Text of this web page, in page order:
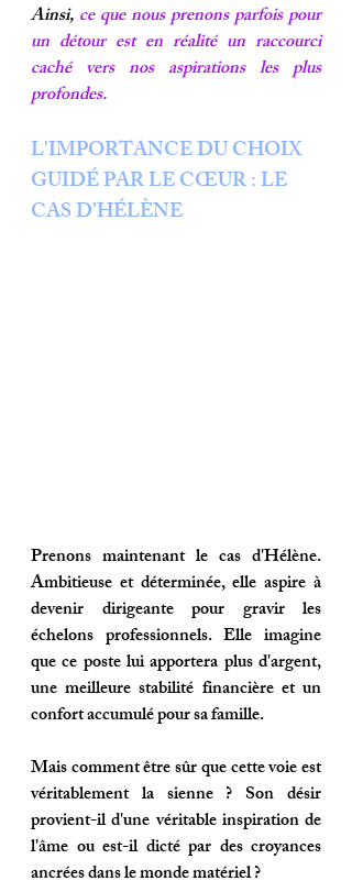
Ainsi, ce que nous prenons parfois pour
un détour est en réalité un raccourci
caché vers nos aspirations les plus
profondes.
L'IMPORTANCE DU CHOIX
GUIDÉ PAR LE CŒUR : LE
CAS D’HÉLÈNE
Prenons maintenant le cas d'Hélène.
Ambitieuse et déterminée, elle aspire à
devenir dirigeante pour gravir les
échelons professionnels. Elle imagine
que ce poste lui apportera plus d'argent,
une meilleure stabilité financière et un
confort accumulé pour sa famille.
Mais comment être sûr que cette voie est
véritablement la sienne ? Son désir
provient-il d'une véritable inspiration de
l'âme ou est-il dicté par des croyances
ancrées dans le monde matériel ?